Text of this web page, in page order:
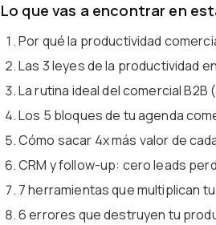
Lo que vas a encontrar en
Por qué la productividad
Las 3 leyes de la productividad
La rutina ideal del comercial B2B
Los 5 bloques de tu agenda
Cómo sacar 4x más valor de
CRM y follow-up: cero leads
7 herramientas que multiplican
6 errores que destruyen tu